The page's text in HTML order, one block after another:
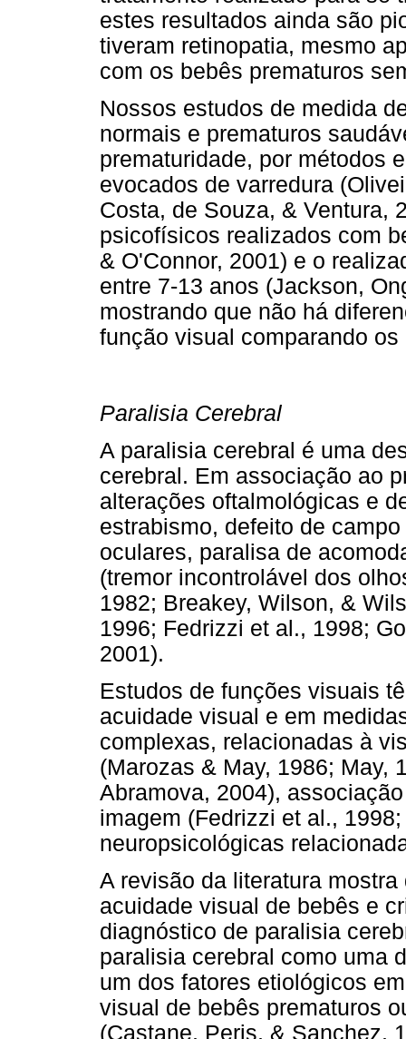
estes resultados ainda são
tiveram retinopatia, mesmo
com os bebês prematuros
Nossos estudos de medida
normais e prematuros
prematuridade, por métodos
evocados de varredura
Costa, de Souza, & Ventura,
psicofísicos realizados com
& O'Connor, 2001) e o
entre 7-13 anos (Jackson,
mostrando que não há
função visual comparando os
Paralisia Cerebral
A paralisia cerebral é uma
cerebral. Em associação ao
alterações oftalmológicas e
estrabismo, defeito de
oculares, paralisa de
(tremor incontrolável dos
1982; Breakey, Wilson, &
1996; Fedrizzi et al., 1998;
2001).
Estudos de funções visuais
acuidade visual e em
complexas, relacionadas à
(Marozas & May, 1986; May,
Abramova, 2004),
imagem (Fedrizzi et al.,
neuropsicológicas
A revisão da literatura
acuidade visual de bebês e
diagnóstico de paralisia
paralisia cerebral como uma
um dos fatores etiológicos
visual de bebês prematuros
(Castane, Peris, & Sanchez,